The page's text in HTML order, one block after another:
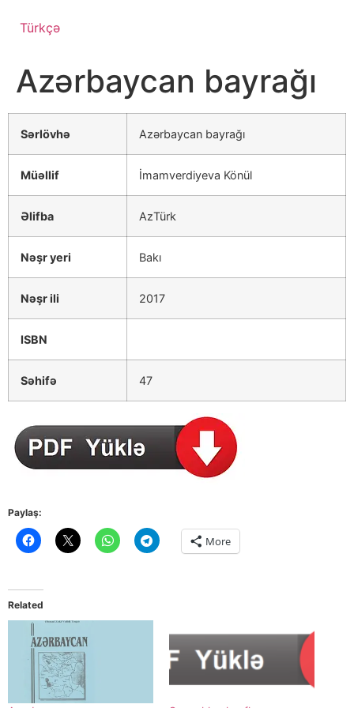
Türkçə
Azərbaycan bayrağı
Sərlövhə Azərbaycan bayrağı
Müəllif İmamverdiyeva Könül
Əlifba AzTürk
Nəşr yeri Bakı
Nəşr ili 2017
ISBN
Səhifə 47
Paylaş:
More
Related